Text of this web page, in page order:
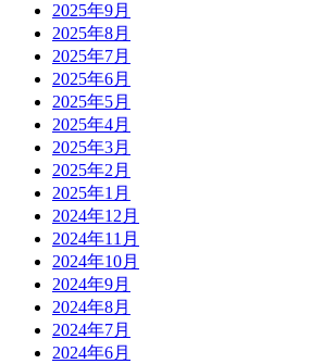
2025年9月
2025年8月
2025年7月
2025年6月
2025年5月
2025年4月
2025年3月
2025年2月
2025年1月
2024年12月
2024年11月
2024年10月
2024年9月
2024年8月
2024年7月
2024年6月